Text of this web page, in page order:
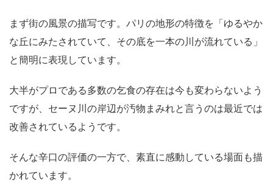
まず街の風景の描写です。パリの地形の特徴を「ゆるやか
な丘にみたされていて、その底を一本の川が流れている」
と簡明に表現しています。
大半がプロである多数の乞食の存在は今も変わらないよう
ですが、セーヌ川の岸辺が汚物まみれと言うのは最近では
改善されているようです。
そんな辛口の評価の一方で、素直に感動している場面も描
かれています。